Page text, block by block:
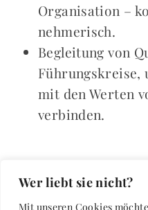
Wer liebt sie nicht?
Mit unseren Cookies
Organi­sation –
nehmerisch.
Begleitung von
Führungs­kreise,
mit den Werten
ver­binden.